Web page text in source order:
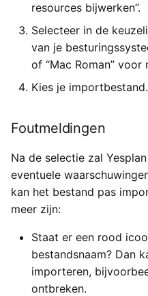
resources bijwerken”.
Selecteer in de
van je
of “Mac Roman” voor
Kies je importbestand.
Foutmeldingen
Na de selectie zal
eventuele
kan het bestand pas
meer zijn:
Staat er een rood
bestandsnaam? Dan
importeren,
ontbreken.